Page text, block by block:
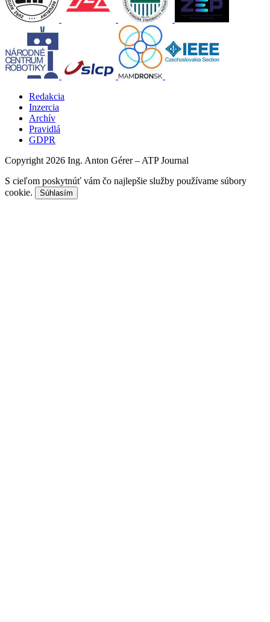
Redakcia
Inzercia
Archív
Pravidlá
GDPR
Copyright 2026 Ing. Anton Gérer – ATP Journal
S cieľom poskytnúť vám čo najlepšie služby používame súbory
cookie.
Súhlasím